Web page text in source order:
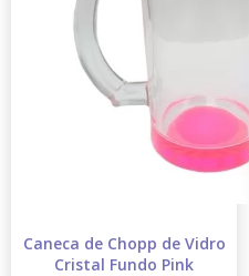
Caneca de Chopp de Vidro
Cristal Fundo Pink